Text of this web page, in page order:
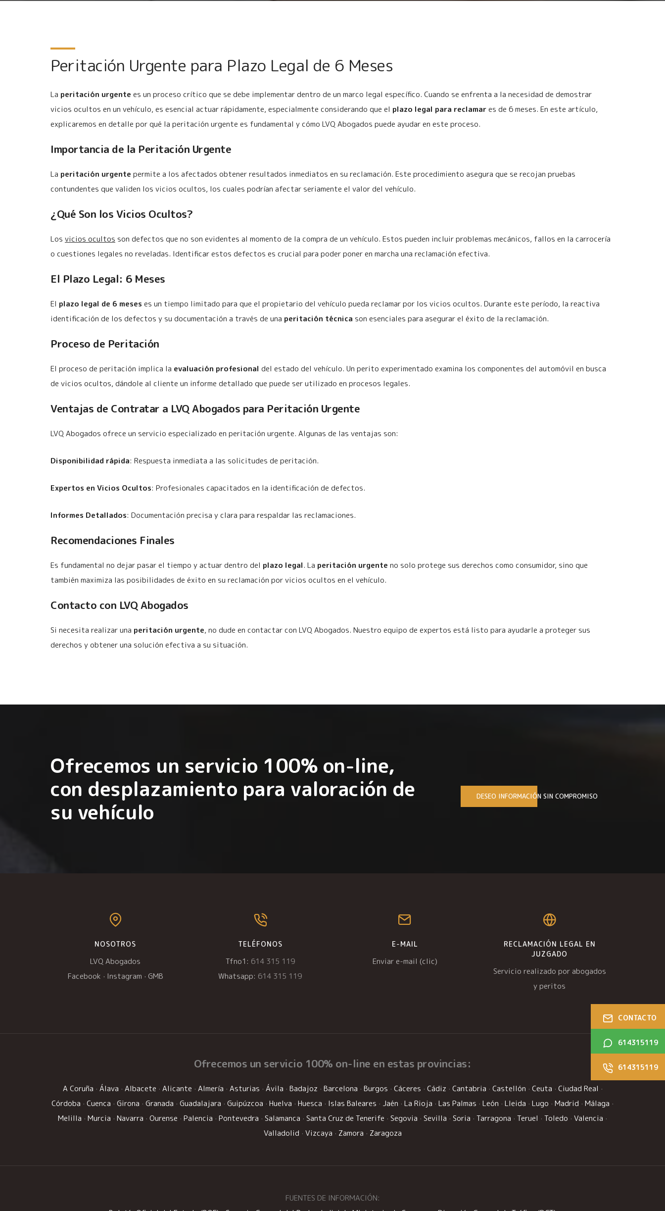
Peritación Urgente para Plazo Legal de 6 Meses
La peritación urgente es un proceso crítico que se debe implementar dentro de un marco legal específico. Cuando se enfrenta a la necesidad de demostrar
vicios ocultos en un vehículo, es esencial actuar rápidamente, especialmente considerando que el plazo legal para reclamares de 6 meses. En este artículo,
explicaremos en detalle por qué la peritación urgente es fundamental y cómo LVQ Abogados puede ayudar en este proceso.
Importancia de la Peritación Urgente
La peritación urgente permite a los afectados obtener resultados inmediatos en su reclamación. Este procedimiento asegura que se recojan pruebas
contundentes que validen los vicios ocultos, los cuales podrían afectar seriamente el valor del vehículo.
¿Qué Son los Vicios Ocultos?
Los vicios ocultos son defectos que no son evidentes al momento de la compra de un vehículo. Estos pueden incluir problemas mecánicos, fallos en la carrocería
o cuestiones legales no reveladas. Identificar estos defectos es crucial para poder poner en marcha una reclamación efectiva.
El Plazo Legal: 6 Meses
El plazo legal de 6 meses es un tiempo limitado para que el propietario del vehículo pueda reclamar por los vicios ocultos. Durante este período, la reactiva
identificación de los defectos y su documentación a través de una peritación técnica son esenciales para asegurar el éxito de la reclamación.
Proceso de Peritación
El proceso de peritación implica la evaluación profesional del estado del vehículo. Un perito experimentado examina los componentes del automóvil en busca
de vicios ocultos, dándole al cliente un informe detallado que puede ser utilizado en procesos legales.
Ventajas de Contratar a LVQ Abogados para Peritación Urgente
LVQ Abogados ofrece un servicio especializado en peritación urgente. Algunas de las ventajas son:
Disponibilidad rápida: Respuesta inmediata a las solicitudes de peritación.
Expertos en Vicios Ocultos: Profesionales capacitados en la identificación de defectos.
Informes Detallados: Documentación precisa y clara para respaldar las reclamaciones.
Recomendaciones Finales
Es fundamental no dejar pasar el tiempo y actuar dentro del plazo legal. La peritación urgente no solo protege sus derechos como consumidor, sino que
también maximiza las posibilidades de éxito en su reclamación por vicios ocultos en el vehículo.
Contacto con LVQ Abogados
Si necesita realizar una peritación urgente, no dude en contactar con LVQ Abogados. Nuestro equipo de expertos está listo para ayudarle a proteger sus
derechos y obtener una solución efectiva a su situación.
Ofrecemos un servicio 100% on-line,
con desplazamiento para valoración de
su vehículo
DESEO INFORMACIÓN SIN COMPROMISO
NOSOTROS
LVQ Abogados
Facebook · Instagram · GMB
TELÉFONOS
Tfno1: 614 315 119
Whatsapp: 614 315 119
E-MAIL
Enviar e-mail (clic)
RECLAMACIÓN LEGAL EN
JUZGADO
Servicio realizado por abogados
y peritos
Ofrecemos un servicio 100% on-line en estas provincias:
A Coruña · Álava · Albacete · Alicante · Almería · Asturias · Ávila · Badajoz · Barcelona · Burgos · Cáceres · Cádiz · Cantabria · Castellón · Ceuta · Ciudad Real ·
Córdoba · Cuenca · Girona · Granada · Guadalajara · Guipúzcoa · Huelva · Huesca · Islas Baleares · Jaén · La Rioja · Las Palmas · León · Lleida · Lugo · Madrid · Málaga ·
Melilla · Murcia · Navarra · Ourense · Palencia · Pontevedra · Salamanca · Santa Cruz de Tenerife · Segovia · Sevilla · Soria · Tarragona · Teruel · Toledo · Valencia ·
Valladolid · Vizcaya · Zamora · Zaragoza
FUENTES DE INFORMACIÓN:
CONTACTO
614315119
614315119